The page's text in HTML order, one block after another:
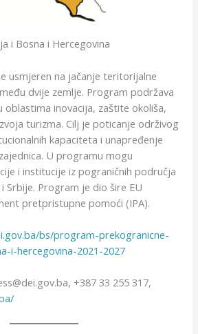
i Bosna i Hercegovina
usmjeren na jačanje teritorijalne
dvije zemlje. Program podržava
oblastima inovacija, zaštite okoliša,
turizma. Cilj je poticanje održivog
kapaciteta i unapređenje
U programu mogu
i institucije iz pograničnih područja
Srbije. Program je dio šire EU
pretpristupne pomoći (IPA).
bs/program-prekogranicne-
i-hercegovina-2021-2027
+387 33 255 317,